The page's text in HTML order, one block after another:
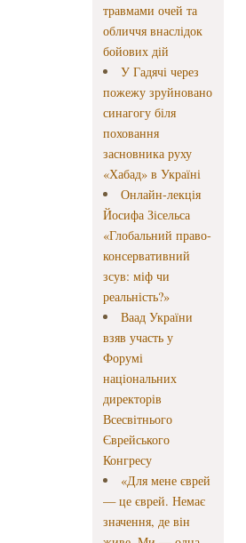
травмами очей та
обличчя внаслідок
бойових дій
У Гадячі через
пожежу зруйновано
синагогу біля
поховання
засновника руху
«Хабад» в Україні
Онлайн-лекція
Йосифа Зісельса
«Глобальний право-
консервативний
зсув: міф чи
реальність?»
Ваад України
взяв участь у
Форумі
національних
директорів
Всесвітнього
Єврейського
Конгресу
«Для мене єврей
— це єврей. Немає
значення, де він